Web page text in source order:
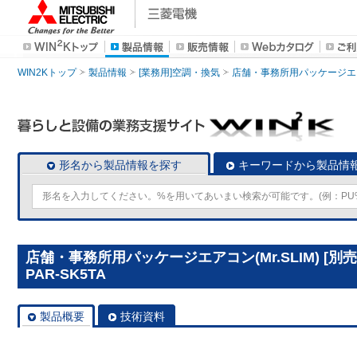
WIN2Kトップ 製品情報 [業務用]空調・換気 店舗・事務所用パッケージ
形名から製品情報を探す キーワードから製品情
店舗・事務所用パッケージエアコン(Mr.SLIM) [別
PAR-SK5TA
製品概要 技術資料